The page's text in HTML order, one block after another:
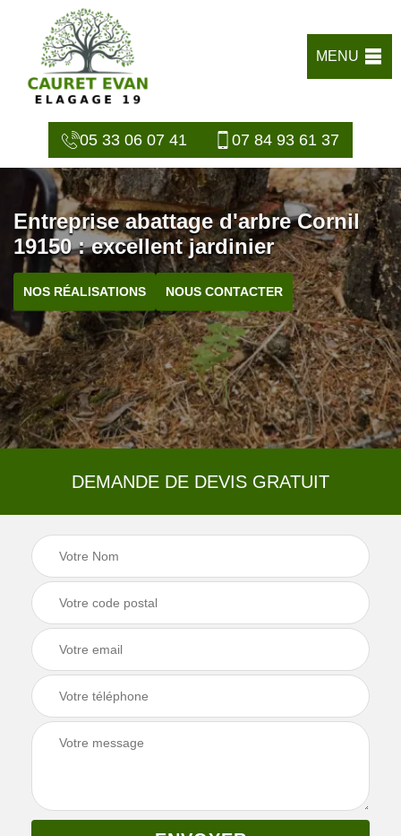
MENU
05 33 06 07 41 07 84 93 61 37
Entreprise abattage d'arbre Cornil
19150 : excellent jardinier
NOS RÉALISATIONS NOUS CONTACTER
DEMANDE DE DEVIS GRATUIT